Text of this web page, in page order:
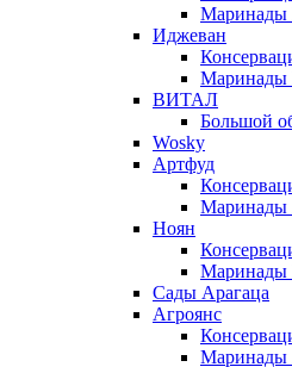
Маринады
Иджеван
Маринады
ВИТАЛ
Большой
Wosky
Артфуд
Маринады
Ноян
Маринады
Сады Арагаца
Агроянс
Маринады